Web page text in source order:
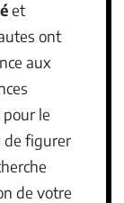
et
ont
aux
le
de figurer
de votre